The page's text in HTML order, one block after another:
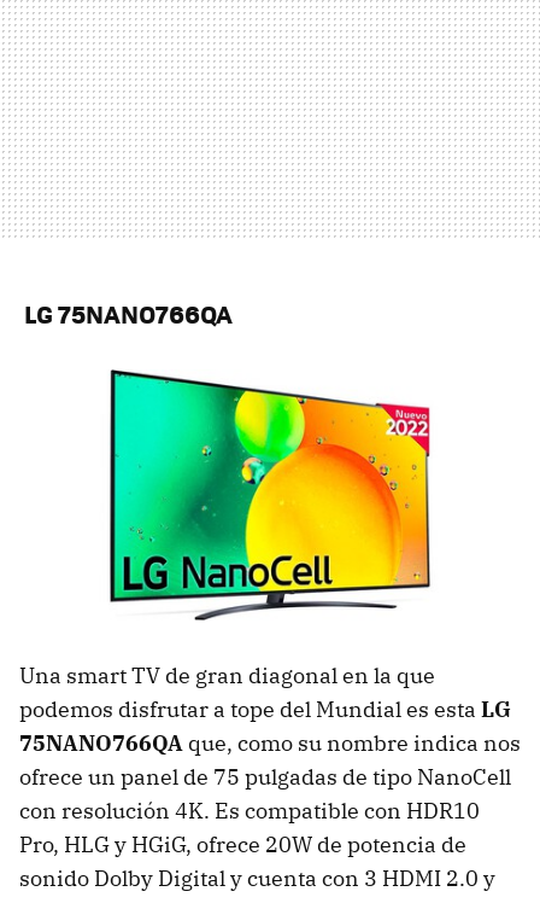
LG 75NANO766QA
Una smart TV de gran diagonal en la que
podemos disfrutar a tope del Mundial es esta LG
75NANO766QA que, como su nombre indica nos
ofrece un panel de 75 pulgadas de tipo NanoCell
con resolución 4K. Es compatible con HDR10
Pro, HLG y HGiG, ofrece 20W de potencia de
sonido Dolby Digital y cuenta con 3 HDMI 2.0 y